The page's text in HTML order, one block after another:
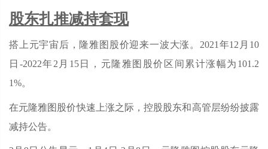
股东扎推减持套现
搭上元宇宙后，隆雅图股价迎来一波大涨。2021年12月10
日-2022年2月15日，元隆雅图股价区间累计涨幅为101.2
1%。
在元隆雅图股价快速上涨之际，控股股东和高管层纷纷披露
减持公告。